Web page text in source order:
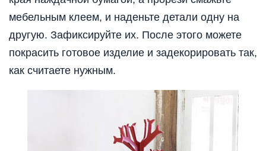
мебельным клеем, и наденьте детали одну на
другую. Зафиксируйте их. После этого можете
покрасить готовое изделие и задекорировать так,
как считаете нужным.